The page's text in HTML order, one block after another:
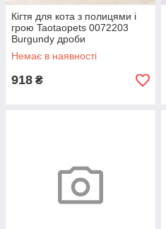
Кігтя для кота з полицями і
грою Taotaopets 0072203
Burgundy дроби
Немає в наявності
918 ₴